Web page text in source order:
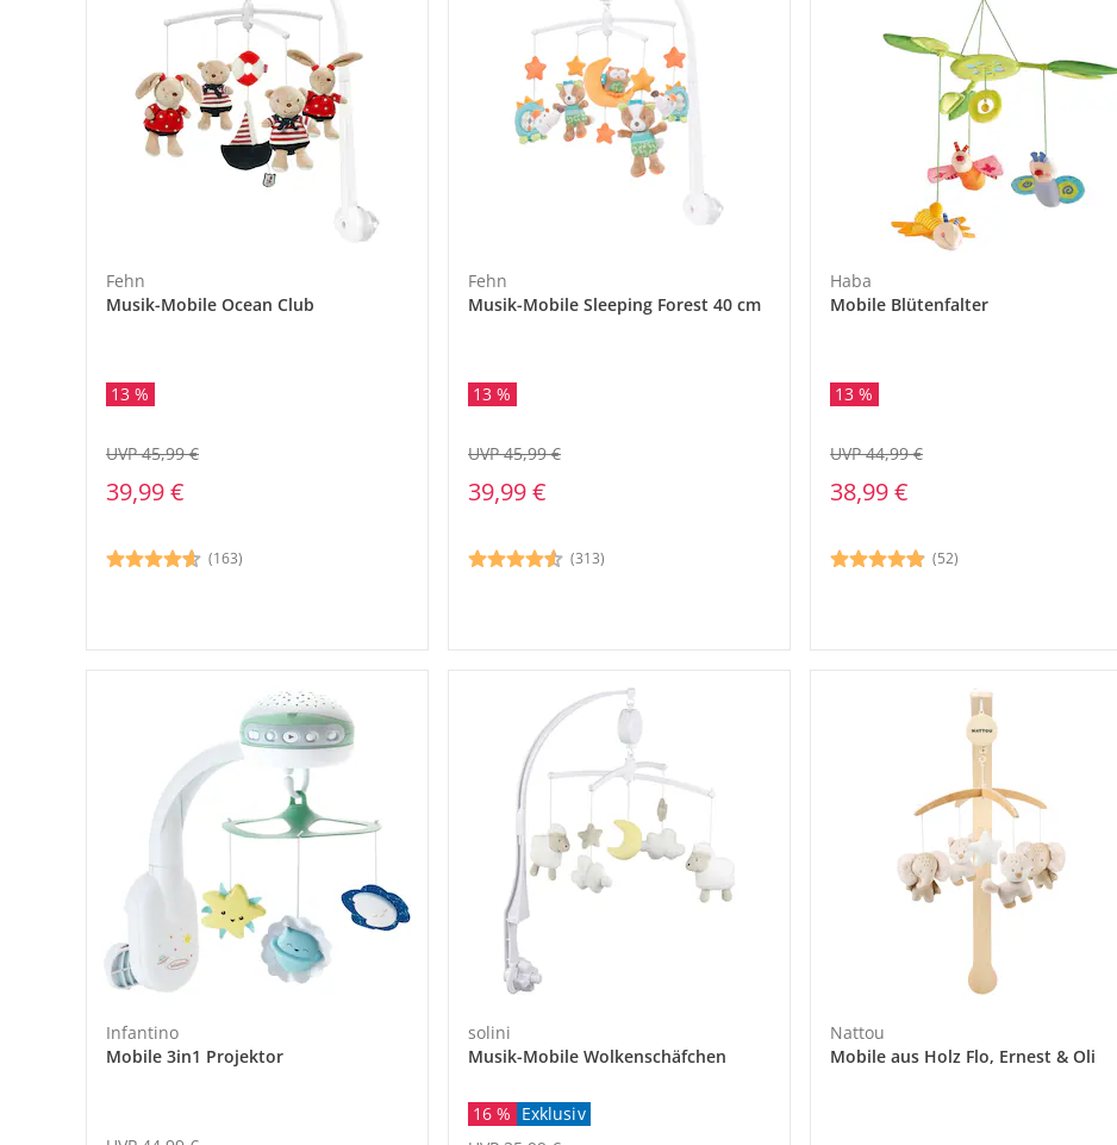
Fehn
Musik-Mobile Ocean Club
13 %
39,99 €
UVP 45,99 €
(163)
Fehn
Musik-Mobile Sleeping Forest 40 cm
13 %
39,99 €
UVP 45,99 €
(313)
Haba
Mobile Blütenfalter
13 %
38,99 €
UVP 44,99 €
(52)
Infantino
Mobile 3in1 Projektor
solini
Musik-Mobile Wolkenschäfchen
16 % Exklusiv
Nattou
Mobile aus Holz Flo, Ernest & Oli